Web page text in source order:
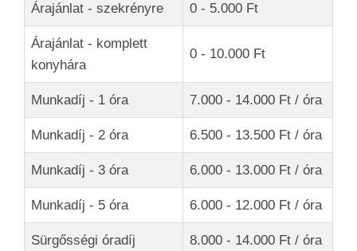
Árajánlat - szekrényre 0 - 5.000 Ft
Árajánlat - komplett
konyhára
0 - 10.000 Ft
Munkadíj - 1 óra 7.000 - 14.000 Ft / óra
Munkadíj - 2 óra 6.500 - 13.500 Ft / óra
Munkadíj - 3 óra 6.000 - 13.000 Ft / óra
Munkadíj - 5 óra 6.000 - 12.000 Ft / óra
Sürgősségi óradíj 8.000 - 14.000 Ft / óra